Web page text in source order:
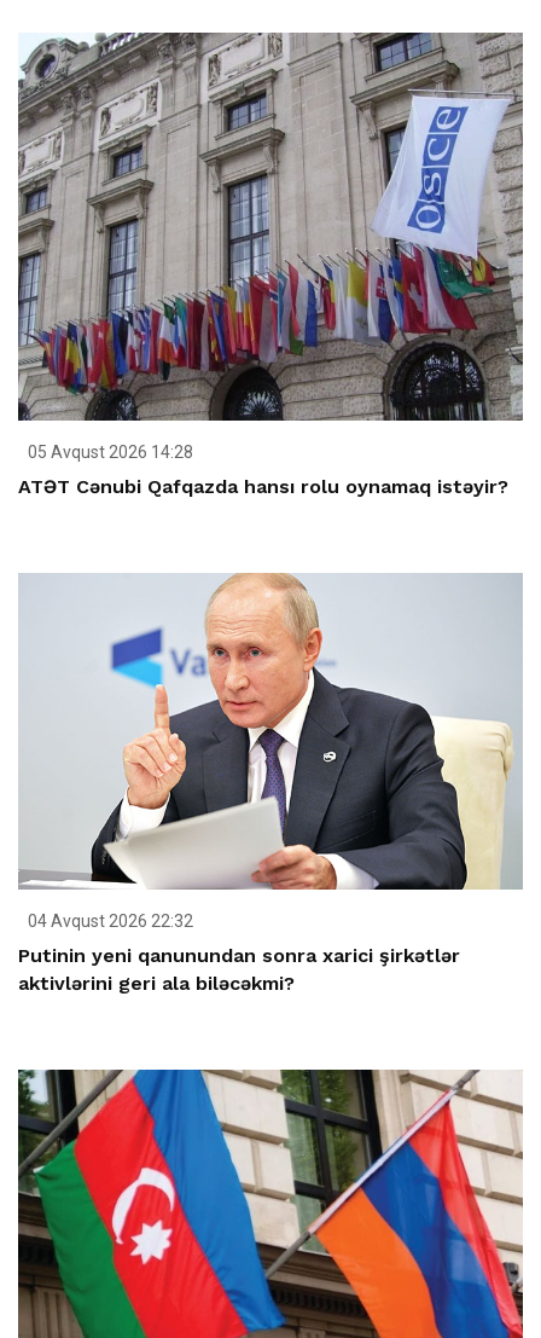
05 Avqust 2026 14:28
ATƏT Cənubi Qafqazda hansı rolu oynamaq istəyir?
04 Avqust 2026 22:32
Putinin yeni qanunundan sonra xarici şirkətlər
aktivlərini geri ala biləcəkmi?